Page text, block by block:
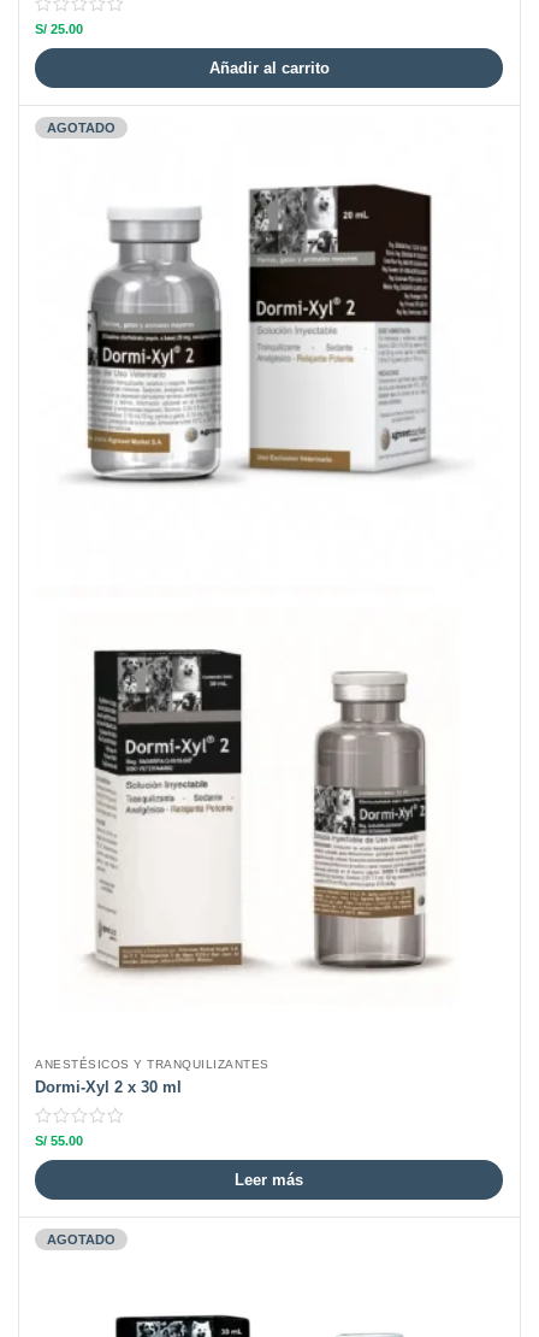
S/ 25.00
Añadir al carrito
AGOTADO
ANESTÉSICOS Y TRANQUILIZANTES
Dormi-Xyl 2 x 30 ml
S/ 55.00
Leer más
AGOTADO